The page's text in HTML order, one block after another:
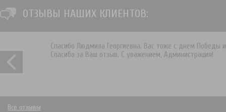
ОТЗЫВЫ НАШИХ КЛИЕНТОВ:
Спасибо Людмила Георгиевна. Вас тоже с днем Победы
Спасибо за Ваш отзыв. С уважением, Администрация!
Все отзывы